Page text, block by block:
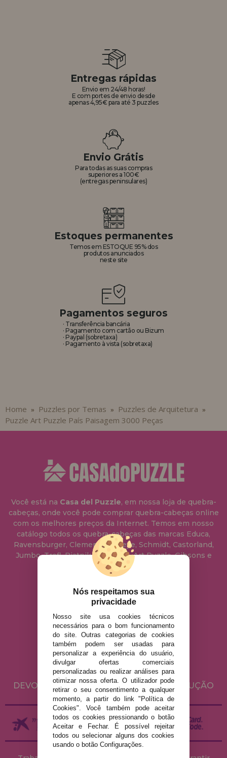
Entregas rápidas
Envio em 24/48 horas!
E com portes de envio desde
apenas 4,95€ para até 3 puzzles
Envio Grátis
Para todas as suas compras
superiores a 100€
(entregas peninsulares)
Estoques permanentes
Temos em ESTOQUE 95% dos
produtos anunciados
neste site
Pagamentos seguros
· Transferência bancária
· Pagamento com cartão ou Bizum
· Paypal (sobretaxa)
· Pagamento à vista (sobretaxa)
Home » Puzzles por Temas » Puzzles de Arquitetura »
Puzzle Art Puzzle País Paisagem 3000 Peças
Você está na Casa del Puzzle, em nossa loja de quebra-
cabeças, onde você pode comprar quebra-cabeças online
com os melhores preços da Internet. Temos em nosso
catálogo todos os quebra-cabeças das marcas Educa,
Ravensburger, Clementoni, Heye, Schmidt, Castorland,
Jumbo, Trefl, Piatnik, Anatolian, Art Puzzle, Gibsons e
muito mais.
info@casadopuzzle.pt
AVISO LEGAL
POLÍTICA DE PRIVACIDADE
POLÍTICA DE COOKIES
ENVIO E DEVOLUÇÕES
DEVOLUÇÕES / DIREITO DE LIVRE RESOLUÇÃO
Nós respeitamos sua
privacidade
Nosso site usa cookies técnicos
necessários para o bom funcionamento
do site. Outras categorias de cookies
também podem ser usadas para
personalizar a experiência do usuário,
divulgar ofertas comerciais
personalizadas ou realizar análises para
otimizar nossa oferta. O utilizador pode
retirar o seu consentimento a qualquer
momento, a partir do link "Política de
Cookies". Você também pode aceitar
todos os cookies pressionando o botão
Aceitar e Fechar. É possível rejeitar
todos ou selecionar alguns dos cookies
usando o botão Configurações.